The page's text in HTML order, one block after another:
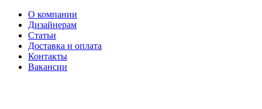
О компании
Дизайнерам
Статьи
Доставка и оплата
Контакты
Вакансии